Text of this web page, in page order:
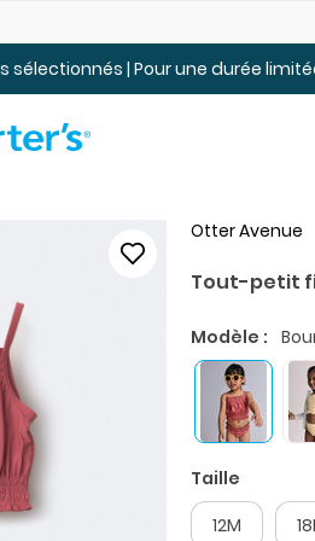
sélectionnés | Pour une durée
Otter Avenue
Tout-petit
Modèle :
Taille
12M